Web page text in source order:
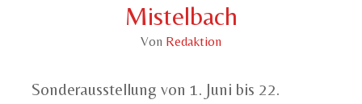
Mistelbach
Von Redaktion
Sonderausstellung von 1. Juni bis 22.